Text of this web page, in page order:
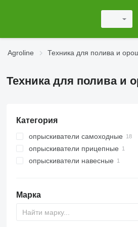
Agroline Техника для полива и
Техника для полива и
Категория
опрыскиватели самоходные
опрыскиватели прицепные
опрыскиватели навесные
Марка